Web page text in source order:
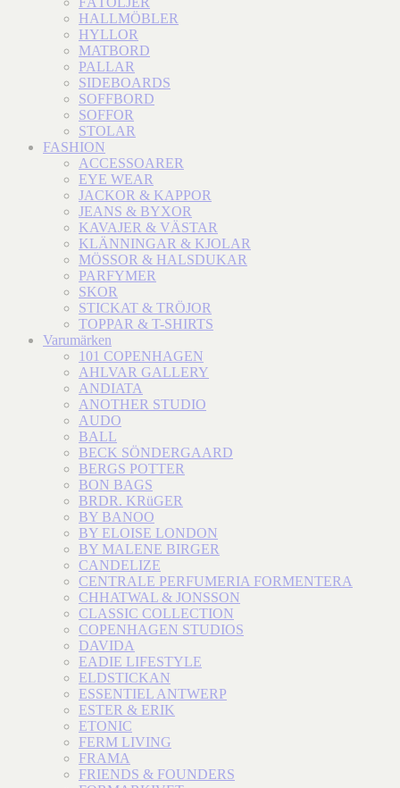
HALLMÖBLER
HYLLOR
MATBORD
PALLAR
SIDEBOARDS
SOFFBORD
SOFFOR
STOLAR
FASHION
ACCESSOARER
EYE WEAR
JACKOR & KAPPOR
JEANS & BYXOR
KAVAJER & VÄSTAR
KLÄNNINGAR & KJOLAR
MÖSSOR & HALSDUKAR
PARFYMER
SKOR
STICKAT & TRÖJOR
TOPPAR & T-SHIRTS
Varumärken
101 COPENHAGEN
AHLVAR GALLERY
ANDIATA
ANOTHER STUDIO
AUDO
BALL
BECK SÖNDERGAARD
BERGS POTTER
BON BAGS
BRDR. KRüGER
BY BANOO
BY ELOISE LONDON
BY MALENE BIRGER
CANDELIZE
CENTRALE PERFUMERIA FORMENTERA
CHHATWAL & JONSSON
CLASSIC COLLECTION
COPENHAGEN STUDIOS
DAVIDA
EADIE LIFESTYLE
ELDSTICKAN
ESSENTIEL ANTWERP
ESTER & ERIK
ETONIC
FERM LIVING
FRAMA
FRIENDS & FOUNDERS